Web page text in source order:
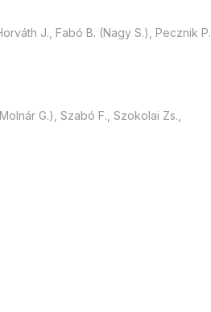
J., Fabó B. (Nagy S.), Pecznik P.,
G.), Szabó F., Szokolai Zs.,